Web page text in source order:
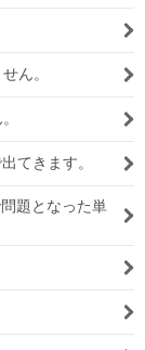
ん。
てきます。
題となった単